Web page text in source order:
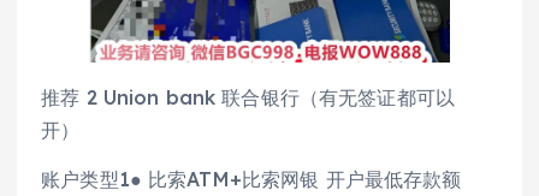
推荐 2 Union bank 联合银行（有无签证都可以
开）
账户类型1● 比索ATM+比索网银 开户最低存款额